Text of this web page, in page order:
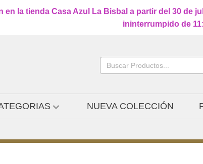
en la tienda Casa Azul La Bisbal a partir del 30
ininterrumpido de
Buscar:
NUEVA COLECCIÓN